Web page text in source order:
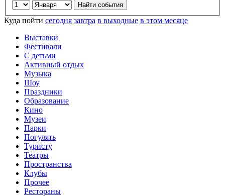
Куда пойти сегодня завтра в выходные в этом месяце
Выставки
Фестивали
С детьми
Активный отдых
Музыка
Шоу
Праздники
Образование
Кино
Музеи
Парки
Погулять
Туристу
Театры
Пространства
Клубы
Прочее
Рестораны